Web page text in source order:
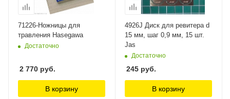
71226-Ножницы для
травления Hasegawa
Достаточно
2 770 руб.
В корзину
4926J Диск для ревитера d
15 мм, шаг 0,9 мм, 15 шт.
Jas
Достаточно
245 руб.
В корзину